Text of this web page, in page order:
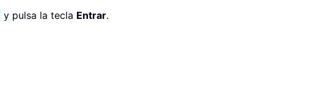
y pulsa la tecla Entrar.